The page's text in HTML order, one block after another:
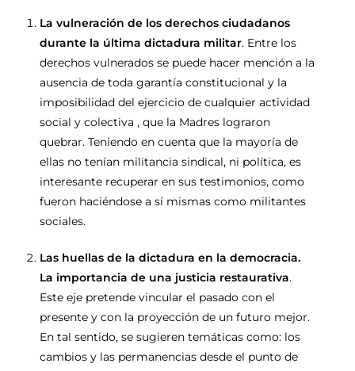
La vulneración de los derechos ciudadanos
durante la última dictadura militar. Entre los
derechos vulnerados se puede hacer mención a la
ausencia de toda garantía constitucional y la
imposibilidad del ejercicio de cualquier actividad
social y colectiva , que la Madres lograron
quebrar. Teniendo en cuenta que la mayoría de
ellas no tenían militancia sindical, ni política, es
interesante recuperar en sus testimonios, como
fueron haciéndose a sí mismas como militantes
sociales.
Las huellas de la dictadura en la democracia.
La importancia de una justicia restaurativa.
Este eje pretende vincular el pasado con el
presente y con la proyección de un futuro mejor.
En tal sentido, se sugieren temáticas como: los
cambios y las permanencias desde el punto de